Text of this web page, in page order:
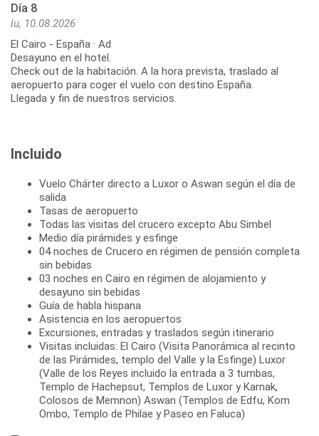
Día 8
lu, 10.08.2026
El Cairo - España · Ad
Desayuno en el hotel.
Check out de la habitación. A la hora prevista, traslado al
aeropuerto para coger el vuelo con destino España.
Llegada y fin de nuestros servicios.
Incluido
Vuelo Chárter directo a Luxor o Aswan según el día de
salida
Tasas de aeropuerto
Todas las visitas del crucero excepto Abu Simbel
Medio día pirámides y esfinge
04 noches de Crucero en régimen de pensión completa
sin bebidas
03 noches en Cairo en régimen de alojamiento y
desayuno sin bebidas
Guía de habla hispana
Asistencia en los aeropuertos
Excursiones, entradas y traslados según itinerario
Visitas incluidas: El Cairo (Visita Panorámica al recinto
de las Pirámides, templo del Valle y la Esfinge) Luxor
(Valle de los Reyes incluido la entrada a 3 tumbas,
Templo de Hachepsut, Templos de Luxor y Karnak,
Colosos de Memnon) Aswan (Templos de Edfu, Kom
Ombo, Templo de Philae y Paseo en Faluca)